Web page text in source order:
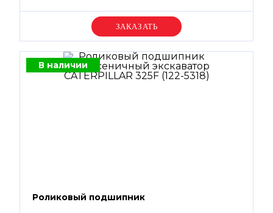
Уточняйте цену
В наличии
Роликовый подшипник